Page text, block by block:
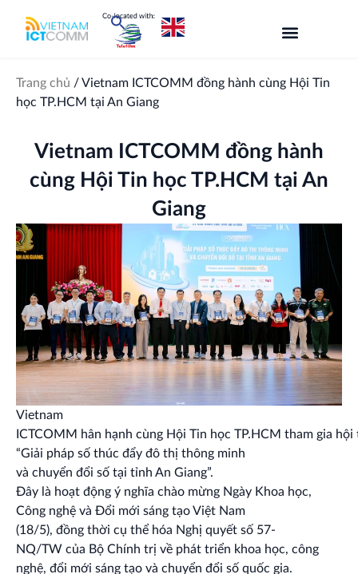
Trang chủ /Vietnam ICTCOMM đồng hành cùng Hội Tin
học TP.HCM tại An Giang
Vietnam ICTCOMM đồng hành
cùng Hội Tin học TP.HCM tại An
Giang
Vietnam
ICTCOMM hân hạnh cùng Hội Tin học TP.HCM tham gia hội
“Giải pháp số thúc đẩy đô thị thông minh
và chuyển đổi số tại tỉnh An Giang”.
Đây là hoạt động ý nghĩa chào mừng Ngày Khoa học,
Công nghệ và Đổi mới sáng tạo Việt Nam
(18/5), đồng thời cụ thể hóa Nghị quyết số 57-
NQ/TW của Bộ Chính trị về phát triển khoa học, công
nghệ, đổi mới sáng tạo và chuyển đổi số quốc gia.